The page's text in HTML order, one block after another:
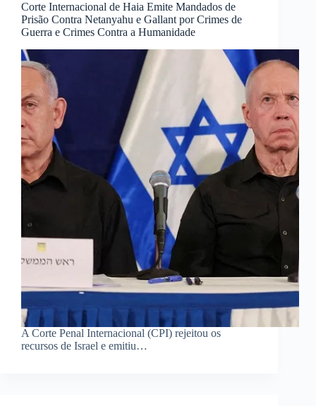
Corte Internacional de Haia Emite Mandados de
Prisão Contra Netanyahu e Gallant por Crimes de
Guerra e Crimes Contra a Humanidade
A Corte Penal Internacional (CPI) rejeitou os
recursos de Israel e emitiu…